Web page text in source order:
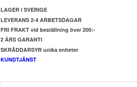
LAGER I SVERIGE
LEVERANS 2-4 ARBETSDAGAR
FRI FRAKT vid beställning över 200:-
2 ÅRS GARANTI
SKRÄDDARSYR unika enheter
KUNDTJÄNST